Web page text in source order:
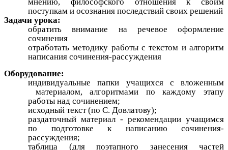
мнению, философского отношения к своим
поступкам и осознания последствий своих решений
Задачи урока:
обратить внимание на речевое оформление
сочинения
отработать методику работы с текстом и алгоритм
написания сочинения-рассуждения
Оборудование:
индивидуальные папки учащихся с вложенным
материалом, алгоритмами по каждому этапу
работы над сочинением;
исходный текст (по С. Довлатову);
раздаточный материал - рекомендации учащимся
по подготовке к написанию сочинения-
рассуждения;
таблица (для поэтапного занесения частей